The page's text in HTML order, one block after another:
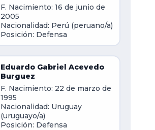
F. Nacimiento: 16 de junio de
2005
Nacionalidad: Perú (peruano/a)
Posición: Defensa
Eduardo Gabriel Acevedo
Burguez
F. Nacimiento: 22 de marzo de
1995
Nacionalidad: Uruguay
(uruguayo/a)
Posición: Defensa